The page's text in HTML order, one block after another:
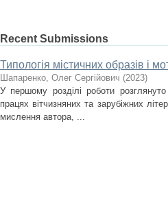
Recent Submissions
Типологія містичних образів і
Шапаренко, Олег Сергійович (2023)
У першому розділі роботи
працях вітчизняних та зарубіжних
мислення автора, ...